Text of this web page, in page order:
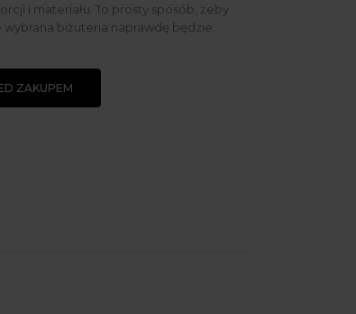
i materiału. To prosty sposób, żeby
biżuteria naprawdę będzie
ZAKUPEM